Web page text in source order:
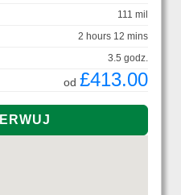
111 mil
2 hours 12 mins
3.5 godz.
od £413.00